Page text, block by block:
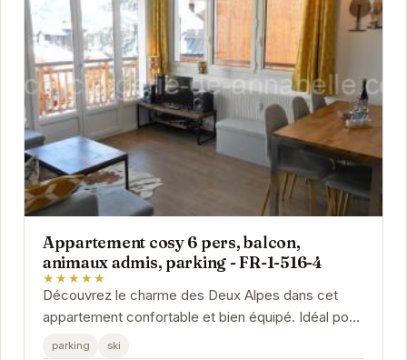
Appartement cosy 6 pers, balcon,
animaux admis, parking - FR-1-516-4
★★★★★
Découvrez le charme des Deux Alpes dans cet
appartement confortable et bien équipé. Idéal pour
les familles ou groupes d'amis, il offre un espace...
parking ski